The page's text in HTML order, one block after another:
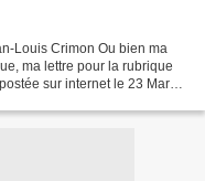
Louis Crimon Ou bien ma
ma lettre pour la rubrique
sur internet le 23 Mars